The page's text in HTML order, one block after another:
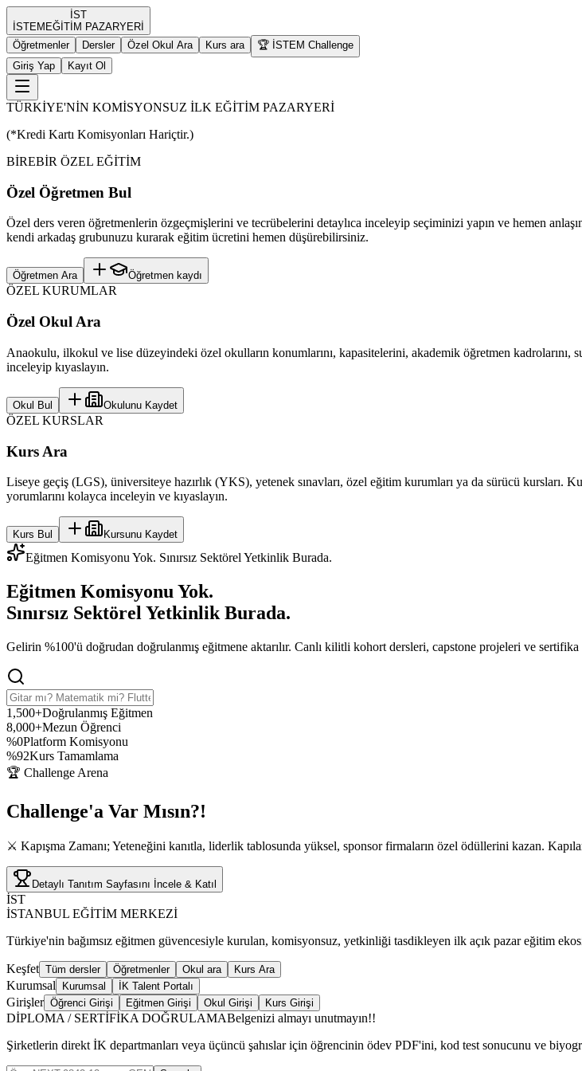
İST
İSTEM EĞİTİM PAZARYERİ
Öğretmenler
Dersler Özel Okul Ara Kurs ara
🏆 İSTEM Challenge
Giriş Yap
Kayıt Ol
TÜRKİYE'NİN KOMİSYONSUZ İLK EĞİTİM PAZARYERİ
(*Kredi Kartı Komisyonları Hariçtir.)
BİREBİR ÖZEL EĞİTİM
Özel Öğretmen Bul
Özel ders veren öğretmenlerin özgeçmişlerini ve tecrübelerini detaylıca inceleyip seçiminizi yapın ve hemen
kendi arkadaş grubunuzu kurarak eğitim ücretini hemen düşürebilirsiniz.
Öğretmen Ara Öğretmen kaydı
ÖZEL KURUMLAR
Özel Okul Ara
Anaokulu, ilkokul ve lise düzeyindeki özel okulların konumlarını, kapasitelerini, akademik öğretmen kadrolarını,
inceleyip kıyaslayın.
Okul Bul Okulunu Kaydet
ÖZEL KURSLAR
Kurs Ara
Liseye geçiş (LGS), üniversiteye hazırlık (YKS), yetenek sınavları, özel eğitim kurumları ya da sürücü kursları.
yorumlarını kolayca inceleyin ve kıyaslayın.
Kurs Bul Kursunu Kaydet
Eğitmen Komisyonu Yok. Sınırsız Sektörel Yetkinlik Burada.
Eğitmen Komisyonu Yok.
Sınırsız Sektörel YetkinlikBurada.
Gelirin %100'ü doğrudan doğrulanmış eğitmene aktarılır. Canlı kilitli kohort dersleri, capstone projeleri ve sertifika
1,500+Doğrulanmış Eğitmen
8,000+Mezun Öğrenci
%0Platform Komisyonu
%92Kurs Tamamlama
🏆 Challenge Arena
Challenge'a Var Mısın?!
⚔️ Kapışma Zamanı; Yeteneğini kanıtla, liderlik tablosunda yüksel, sponsor firmaların özel ödüllerini kazan. Kapılar
Detaylı Tanıtım Sayfasını İncele & Katıl
İST
İSTANBUL EĞİTİM MERKEZİ
Türkiye'nin bağımsız eğitmen güvencesiyle kurulan, komisyonsuz, yetkinliği tasdikleyen ilk açık pazar eğitim
Keşfet Tüm dersler Öğretmenler Okul ara Kurs Ara
Kurumsal Kurumsal İK Talent Portalı
Girişler Öğrenci Girişi Eğitmen Girişi Okul Girişi Kurs Girişi
DİPLOMA / SERTİFİKA DOĞRULAMABelgenizi almayı unutmayın!!
Şirketlerin direkt İK departmanları veya üçüncü şahıslar için öğrencinin ödev PDF'ini, kod test sonucunu ve